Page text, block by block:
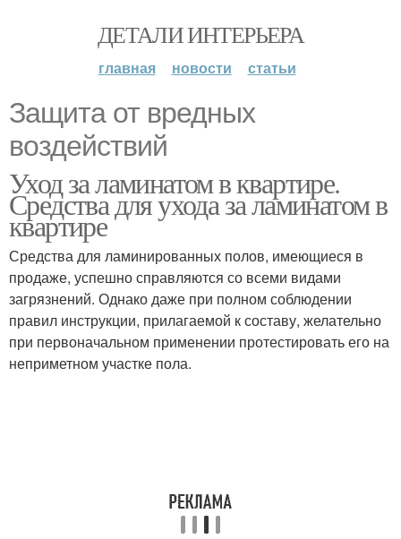
ДЕТАЛИ ИНТЕРЬЕРА
главная новости статьи
Защита от вредных
воздействий
Уход за ламинатом в квартире.
Средства для ухода за ламинатом в
квартире
Средства для ламинированных полов, имеющиеся в
продаже, успешно справляются со всеми видами
загрязнений. Однако даже при полном соблюдении
правил инструкции, прилагаемой к составу, желательно
при первоначальном применении протестировать его на
неприметном участке пола.